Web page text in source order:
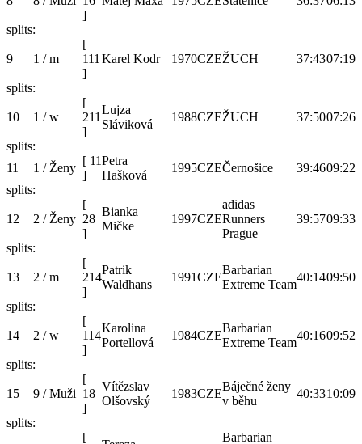
]
splits:
9 1 / m
[
111
]
Karel Kodr 1970CZEŽUCH 37:4307:19
splits:
10 1 / w
[
211
]
Lujza
Sláviková
1988CZEŽUCH 37:5007:26
splits:
11
1 / Ženy
[ 11
]
Petra
Hašková
1995CZEČernošice 39:4609:22
splits:
12 2 / Ženy
[
28
]
Bianka
Mičke
1997CZE
adidas
Runners
Prague
39:5709:33
splits:
13 2 / m
[
214
]
Patrik
Waldhans
1991CZE
Barbarian
Extreme Team
40:1409:50
splits:
14 2 / w
[
114
]
Karolina
Portellová
1984CZE
Barbarian
Extreme Team
40:1609:52
splits:
15 9 / Muži
[
18
]
Vítězslav
Olšovský
1983CZE
Báječné ženy
v běhu
40:3310:09
splits:
[
Barbarian